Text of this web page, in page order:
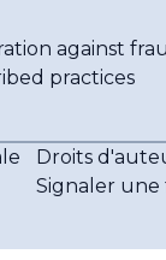
against
practices
Droits
Signaler